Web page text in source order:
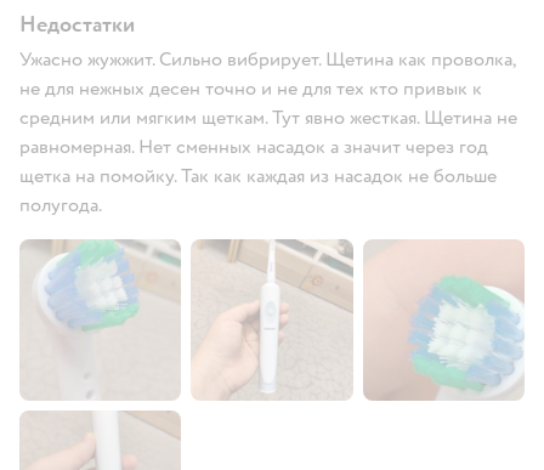
Недостатки
Ужасно жужжит. Сильно вибрирует. Щетина как проволка,
не для нежных десен точно и не для тех кто привык к
средним или мягким щеткам. Тут явно жесткая. Щетина не
равномерная. Нет сменных насадок а значит через год
щетка на помойку. Так как каждая из насадок не больше
полугода.